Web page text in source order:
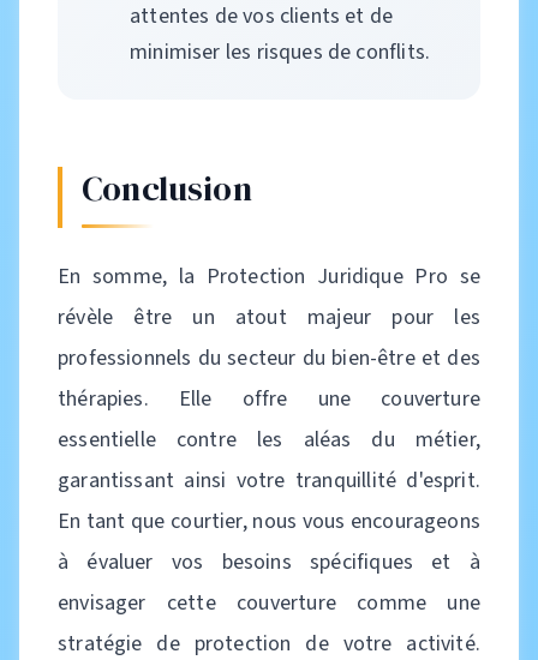
attentes de vos clients et de
minimiser les risques de conflits.
Conclusion
En somme, la Protection Juridique Pro se
révèle être un atout majeur pour les
professionnels du secteur du bien-être et des
thérapies. Elle offre une couverture
essentielle contre les aléas du métier,
garantissant ainsi votre tranquillité d'esprit.
En tant que courtier, nous vous encourageons
à évaluer vos besoins spécifiques et à
envisager cette couverture comme une
stratégie de protection de votre activité.